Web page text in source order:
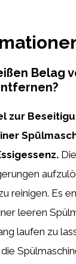
Belag
zur
reinigen. Es
leeren
laufen zu